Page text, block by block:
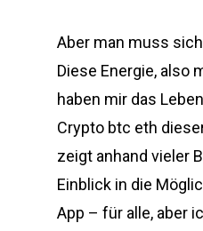
Aber man muss
Diese Energie, also
haben mir das
Crypto btc eth
zeigt anhand vieler
Einblick in die
App – für alle, aber